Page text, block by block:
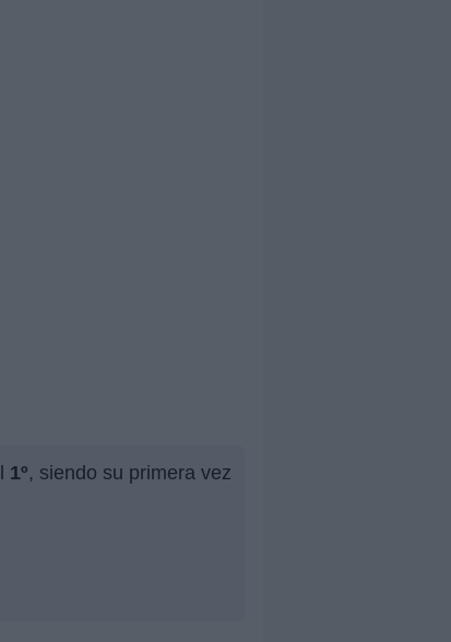
1º, siendo su primera vez